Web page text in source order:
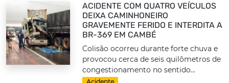
ACIDENTE COM QUATRO VEÍCULOS
DEIXA CAMINHONEIRO
GRAVEMENTE FERIDO E INTERDITA A
BR-369 EM CAMBÉ
Colisão ocorreu durante forte chuva e
provocou cerca de seis quilômetros de
congestionamento no sentido...